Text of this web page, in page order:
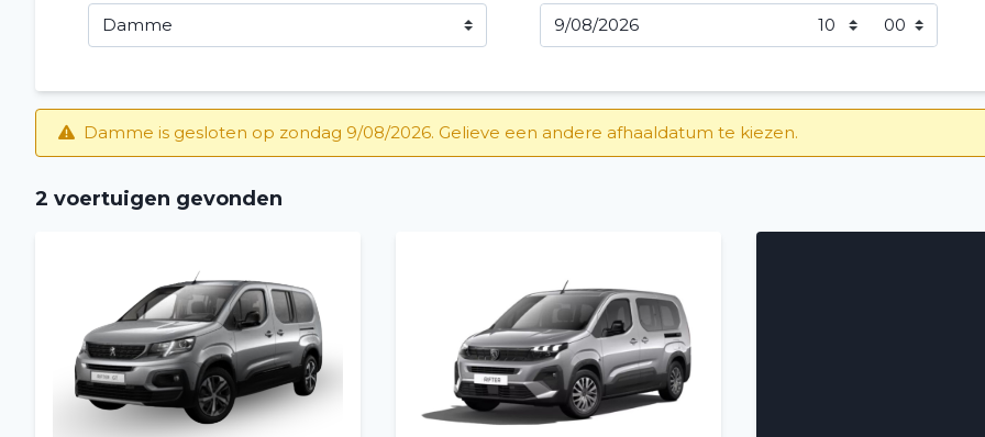
Damme is gesloten op zondag 9/08/2026. Gelieve een andere afhaaldatum te kiezen.
2 voertuigen gevonden